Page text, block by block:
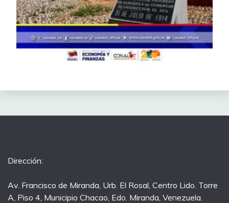
Dirección:
Av. Francisco de Miranda, Urb. El Rosal, Centro Lido. Torre
A, Piso 4, Municipio Chacao, Edo. Miranda, Venezuela.